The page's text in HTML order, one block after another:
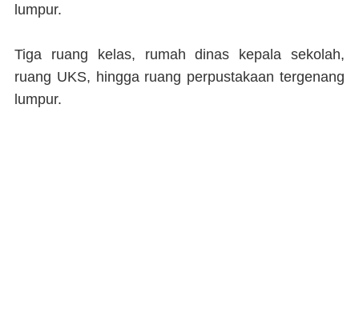
lumpur.
Tiga ruang kelas, rumah dinas kepala sekolah,
ruang UKS, hingga ruang perpustakaan tergenang
lumpur.